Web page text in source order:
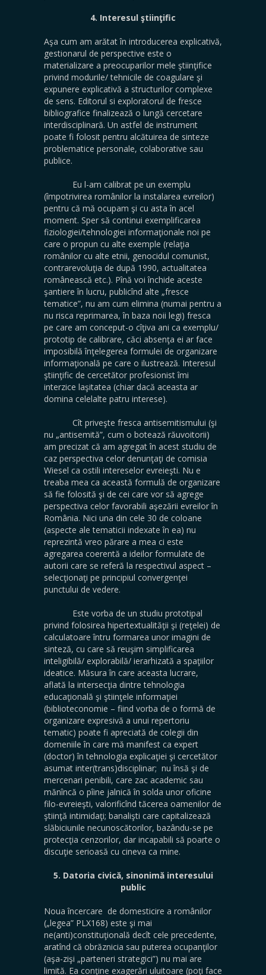
4. Interesul ştiinţific
Aşa cum am arătat în introducerea explicativă,
gestionarul de perspective este o
materializare a preocuparilor mele ştiinţifice
privind modurile/ tehnicile de coagulare şi
expunere explicativă a structurilor complexe
de sens. Editorul si exploratorul de fresce
bibliografice finalizează o lungă cercetare
interdisciplinară. Un astfel de instrument
poate fi folosit pentru alcătuirea de sinteze
problematice personale, colaborative sau
publice.
Eu l-am calibrat pe un exemplu
(împotrivirea românilor la instalarea evreilor)
pentru că mă ocupam şi cu asta în acel
moment. Sper să continui exemplificarea
fiziologiei/tehnologiei informaţionale noi pe
care o propun cu alte exemple (relaţia
românilor cu alte etnii, genocidul comunist,
contrarevoluţia de după 1990, actualitatea
românească etc.). Pînă voi închide aceste
şantiere în lucru, publicînd alte „fresce
tematice”, nu am cum elimina (numai pentru a
nu risca reprimarea, în baza noii legi) fresca
pe care am conceput-o cîţiva ani ca exemplu/
prototip de calibrare, căci absenţa ei ar face
imposibilă înţelegerea formulei de organizare
informaţională pe care o ilustrează. Interesul
ştiinţific de cercetător profesionist îmi
interzice laşitatea (chiar dacă aceasta ar
domina celelalte patru interese).
Cît priveşte fresca antisemitismului (şi
nu „antisemită”, cum o botează răuvoitorii)
am precizat că am agregat în acest studiu de
caz perspectiva celor denunţaţi de comisia
Wiesel ca ostili intereselor evreieşti. Nu e
treaba mea ca această formulă de organizare
să fie folosită şi de cei care vor să agrege
perspectiva celor favorabili aşezării evreilor în
România. Nici una din cele 30 de coloane
(aspecte ale tematicii indexate în ea) nu
reprezintă vreo părare a mea ci este
agregarea coerentă a ideilor formulate de
autorii care se referă la respectivul aspect –
selecţionaţi pe principiul convergenţei
punctului de vedere.
Este vorba de un studiu prototipal
privind folosirea hipertextualităţii şi (reţelei) de
calculatoare întru formarea unor imagini de
sinteză, cu care să reuşim simplificarea
inteligibilă/ explorabilă/ ierarhizată a spaţiilor
ideatice. Măsura în care aceasta lucrare,
aflată la intersecţia dintre tehnologia
educaţională şi ştiinţele informaţiei
(biblioteconomie – fiind vorba de o formă de
organizare expresivă a unui repertoriu
tematic) poate fi apreciată de colegii din
domeniile în care mă manifest ca expert
(doctor) în tehnologia explicaţiei şi cercetător
asumat inter(trans)disciplinar; nu însă şi de
mercenari penibili, care zac academic sau
mănîncă o pîine jalnică în solda unor oficine
filo-evreieşti, valorificînd tăcerea oamenilor de
ştiinţă intimidaţi; banalişti care capitalizează
slăbiciunile necunoscătorilor, bazându-se pe
protecţia cenzorilor, dar incapabili să poarte o
discuţie serioasă cu cineva ca mine.
5. Datoria civică, sinonimă interesului
public
Noua încercare de domesticire a românilor
(„legea” PLX168) este şi mai
ne(anti)constituţională decît cele precedente,
aratînd că obrăznicia sau puterea ocupanţilor
(aşa-zişi „parteneri strategici”) nu mai are
limită. Ea conţine exagerări uluitoare (poţi face